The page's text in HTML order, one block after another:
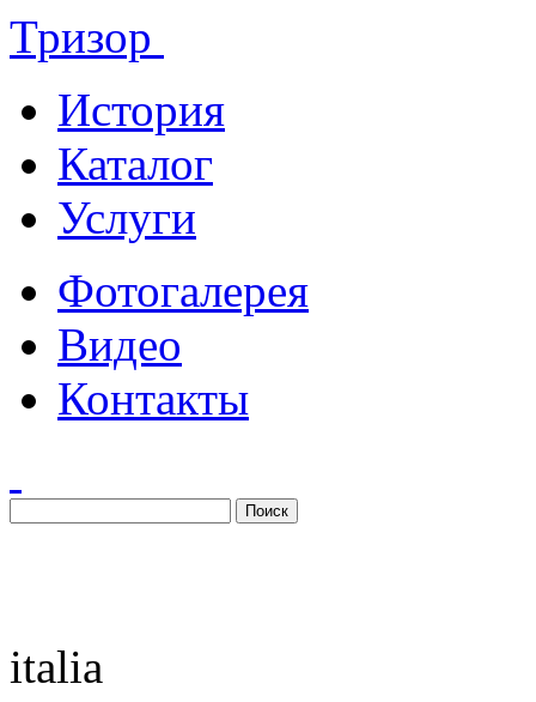
Тризор
История
Каталог
Услуги
Фотогалерея
Видео
Контакты
italia